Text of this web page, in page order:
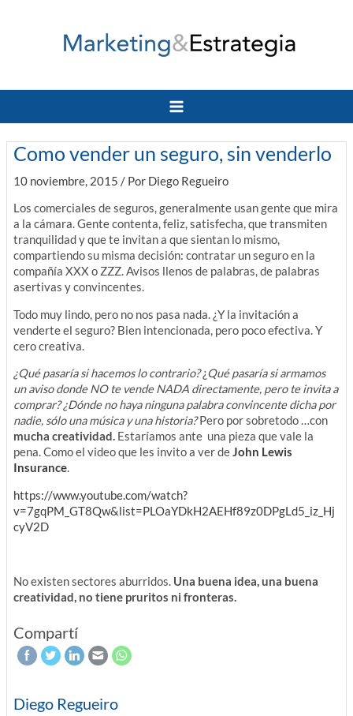
Main
Menu
Como vender un seguro, sin venderlo
10 noviembre, 2015 / Por Diego Regueiro
Los comerciales de seguros, generalmente usan gente que mira
a la cámara. Gente contenta, feliz, satisfecha, que transmiten
tranquilidad y que te invitan a que sientan lo mismo,
compartiendo su misma decisión: contratar un seguro en la
compañía XXX o ZZZ. Avisos llenos de palabras, de palabras
asertivas y convincentes.
Todo muy lindo, pero no nos pasa nada. ¿Y la invitación a
venderte el seguro? Bien intencionada, pero poco efectiva. Y
cero creativa.
¿Qué pasaría si hacemos lo contrario?¿Qué pasaría si armamos
un aviso donde NO te vende NADA directamente, pero te invita a
comprar? ¿Dónde no haya ninguna palabra convincente dicha por
nadie, sólo una música y una historia?Pero por sobretodo …con
mucha creatividad. Estaríamos ante una pieza que vale la
pena. Como el video que les invito a ver deJohn Lewis
Insurance.
https://www.youtube.com/watch?
v=7gqPM_GT8Qw&list=PLOaYDkH2AEHf89z0DPgLd5_iz_Hj
cyV2D
No existen sectores aburridos. Una buena idea, una buena
creatividad, no tiene pruritos ni fronteras.
Compartí
Diego Regueiro